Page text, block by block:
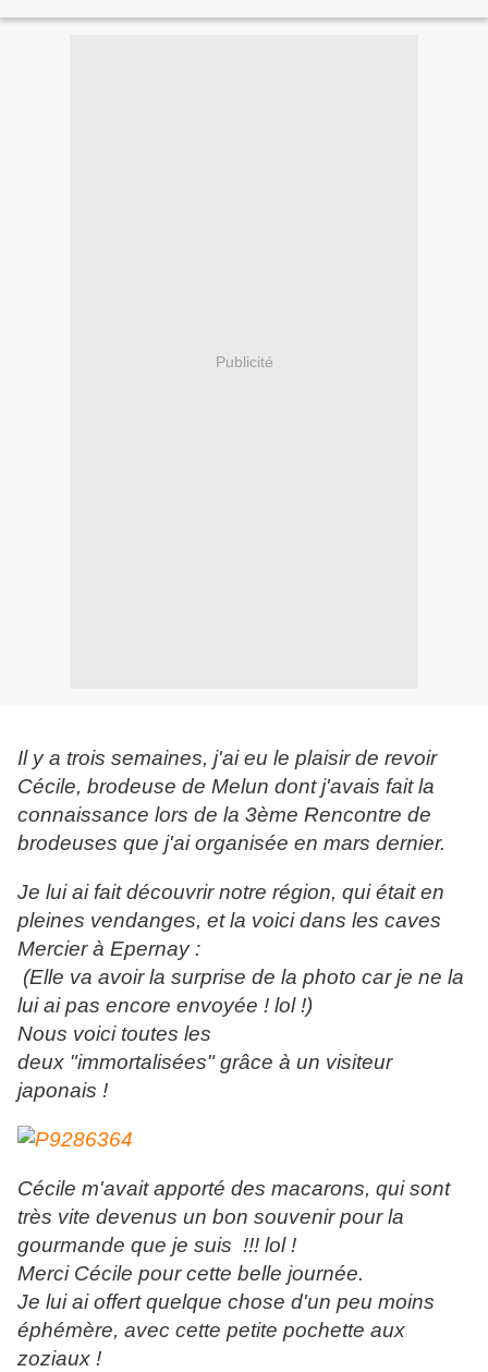
Publicité
Il y a trois semaines, j'ai eu le plaisir de revoir
Cécile, brodeuse de Melun dont j'avais fait la
connaissance lors de la 3ème Rencontre de
brodeuses que j'ai organisée en mars dernier.
Je lui ai fait découvrir notre région, qui était en
pleines vendanges, et la voici dans les caves
Mercier à Epernay :
(Elle va avoir la surprise de la photo car je ne la
lui ai pas encore envoyée ! lol !)
Nous voici toutes les
deux "immortalisées" grâce à un visiteur
japonais !
Cécile m'avait apporté des macarons, qui sont
très vite devenus un bon souvenir pour la
gourmande que je suis !!! lol !
Merci Cécile pour cette belle journée.
Je lui ai offert quelque chose d'un peu moins
éphémère, avec cette petite pochette aux
zoziaux !